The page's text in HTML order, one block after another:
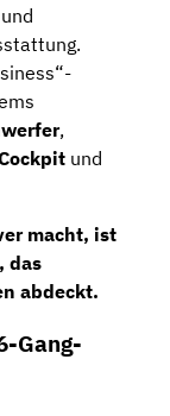
,
und
macht, ist
das
abdeckt.
Gang-